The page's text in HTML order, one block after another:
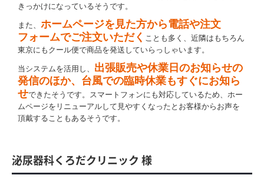
きっかけになっているそうです。
また、 ホームページを見た方から電話や注文
フォームでご注文いただく ことも多く、近隣はもちろん
東京にもクール便で商品を発送していらっしゃいます。
当システムを活用し、 出張販売や休業日のお知らせの
発信のほか、台風での臨時休業もすぐにお知ら
せできたそうです。スマートフォンにも対応しているため、ホー
ムページをリニューアルして見やすくなったとお客様からお声を
頂戴することもあるそうです。
泌尿器科くろだクリニック 様